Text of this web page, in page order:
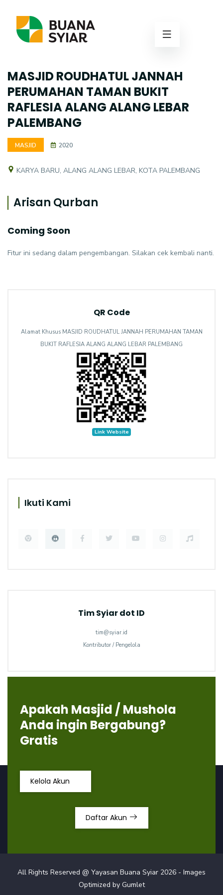
MASJID ROUDHATUL JANNAH
PERUMAHAN TAMAN BUKIT
RAFLESIA ALANG ALANG LEBAR
PALEMBANG
MASJID 2020
KARYA BARU, ALANG ALANG LEBAR, KOTA PALEMBANG
Arisan Qurban
Coming Soon
Fitur ini sedang dalam pengembangan. Silakan cek kembali nanti.
QR Code
Alamat Khusus MASJID ROUDHATUL JANNAH PERUMAHAN TAMAN
BUKIT RAFLESIA ALANG ALANG LEBAR PALEMBANG
Link Website
Ikuti Kami
Tim Syiar dot ID
tim@syiar.id
Kontributor / Pengelola
Apakah Masjid / Mushola
Anda ingin Bergabung?
Gratis
Kelola Akun
Daftar Akun
All Rights Reserved @ Yayasan Buana Syiar 2026 - Images
Optimized by Gumlet